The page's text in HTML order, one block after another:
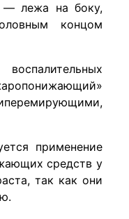
— лежа на боку,
концом
применение
средств у
так как они